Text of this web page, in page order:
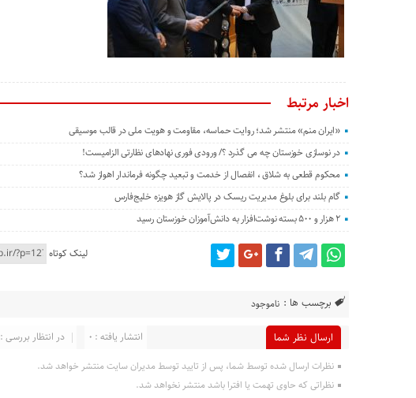
اخبار مرتبط
«ایران منم» منتشر شد؛ روایت حماسه، مقاومت و هویت ملی در قالب موسیقی
در نوسازی خوزستان چه می گذرد ؟/ ورودی فوری نهادهای نظارتی الزامیست!
محکوم قطعی به شلاق ، انفصال از خدمت و تبعید چگونه فرماندار اهواز شد؟
گام بلند برای بلوغ مدیریت ریسک در پالایش گاز هویزه خلیج‌فارس
۲ هزار و ۵۰۰ بسته نوشت‌افزار به دانش‌آموزان خوزستان رسید
لینک کوتاه
برچسب ها : ناموجود
ارسال نظر شما در انتظار بررسی : 0 انتشار یافته : 0
نظرات ارسال شده توسط شما، پس از تایید توسط مدیران سایت منتشر خواهد شد.
نظراتی که حاوی تهمت یا افترا باشد منتشر نخواهد شد.